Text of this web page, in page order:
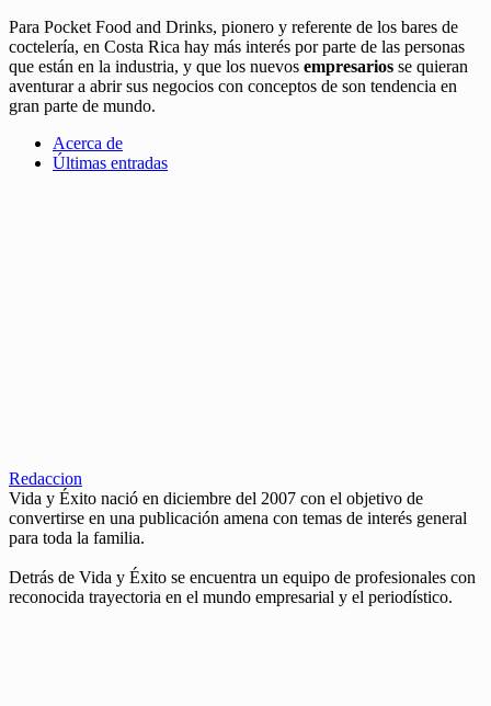
Para Pocket Food and Drinks, pionero y referente de los bares de
coctelería, en Costa Rica hay más interés por parte de las personas
que están en la industria, y que los nuevos empresarios se quieran
aventurar a abrir sus negocios con conceptos de son tendencia en
gran parte de mundo.
Acerca de
Últimas entradas
Redaccion
Vida y Éxito nació en diciembre del 2007 con el objetivo de
convertirse en una publicación amena con temas de interés general
para toda la familia.
Detrás de Vida y Éxito se encuentra un equipo de profesionales con
reconocida trayectoria en el mundo empresarial y el periodístico.